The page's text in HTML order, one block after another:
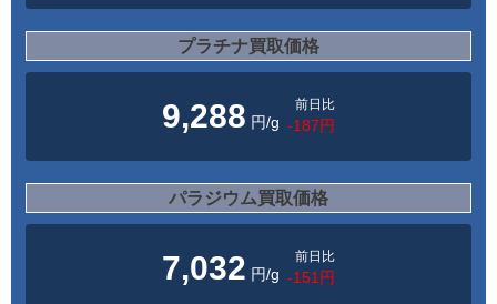
プラチナ買取価格
9,288 円/g
前日比
-187円
パラジウム買取価格
7,032 円/g
前日比
-151円